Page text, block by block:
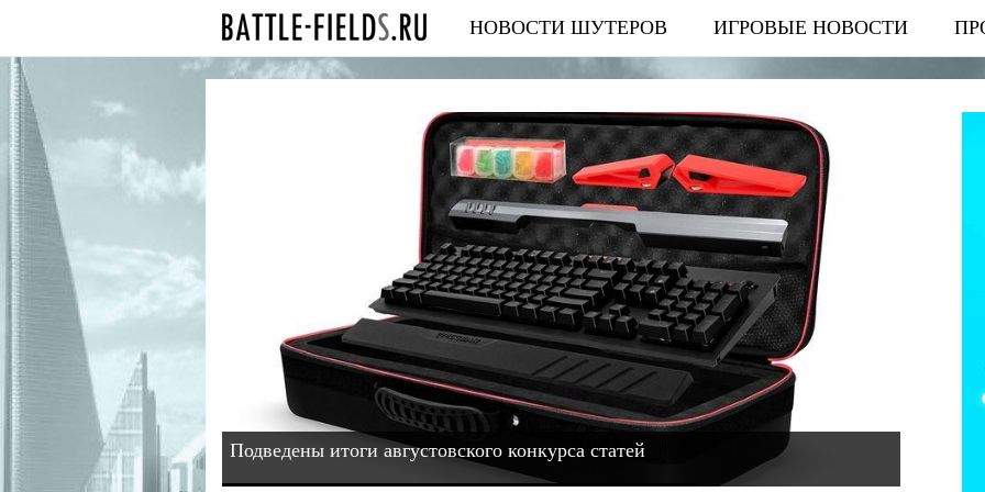
НОВОСТИ ШУТЕРОВ ИГРОВЫЕ НОВОСТИ
Подведены итоги августовского конкурса статей